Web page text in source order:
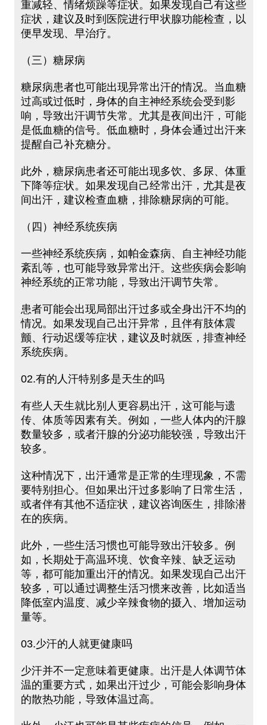
重减轻、情绪烦躁等症状。如果发现自己有这些
症状，建议及时到医院进行甲状腺功能检查，以
便早发现、早治疗。
（三）糖尿病
糖尿病患者也可能出现异常出汗的情况。当血糖
过高或过低时，身体的自主神经系统会受到影
响，导致出汗调节失常。尤其是夜间出汗，可能
是低血糖的信号。低血糖时，身体会通过出汗来
提醒自己补充糖分。
此外，糖尿病患者还可能出现多饮、多尿、体重
下降等症状。如果发现自己经常出汗，尤其是夜
间出汗，建议检查血糖，排除糖尿病的可能。
（四）神经系统疾病
一些神经系统疾病，如帕金森病、自主神经功能
紊乱等，也可能导致异常出汗。这些疾病会影响
神经系统的正常功能，导致出汗调节失常。
患者可能会出现局部出汗过多或全身出汗不均的
情况。如果发现自己出汗异常，且伴有肢体震
颤、行动迟缓等症状，建议及时就医，排查神经
系统疾病。
02.有的人汗特别多是天生的吗
有些人天生就比别人更容易出汗，这可能与遗
传、体质等因素有关。例如，一些人体内的汗腺
数量较多，或者汗腺的分泌功能较强，导致出汗
较多。
这种情况下，出汗通常是正常的生理现象，不需
要特别担心。但如果出汗过多影响了日常生活，
或者伴有其他不适症状，建议咨询医生，排除潜
在的疾病。
此外，一些生活习惯也可能导致出汗较多。例
如，长期处于高温环境、饮食辛辣、缺乏运动
等，都可能加重出汗的情况。如果发现自己出汗
较多，可以通过调整生活习惯来改善，比如适当
降低室内温度、减少辛辣食物的摄入、增加运动
量等。
03.少汗的人就更健康吗
少汗并不一定意味着更健康。出汗是人体调节体
温的重要方式，如果出汗过少，可能会影响身体
的散热功能，导致体温过高。